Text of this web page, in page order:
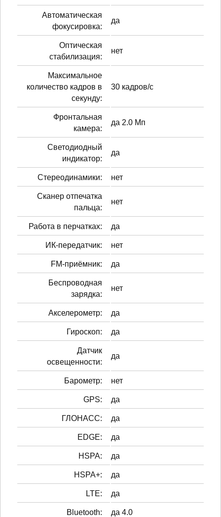
Автоматическая
фокусировка:
да
Оптическая
стабилизация:
нет
Максимальное
количество кадров в
секунду:
30 кадров/с
Фронтальная
камера:
да 2.0 Мп
Светодиодный
индикатор:
да
Стереодинамики: нет
Сканер отпечатка
пальца:
нет
Работа в перчатках: да
ИК-передатчик: нет
FM-приёмник: да
Беспроводная
зарядка:
нет
Акселерометр: да
Гироскоп: да
Датчик
освещенности:
да
Барометр: нет
GPS: да
ГЛОНАСС: да
EDGE: да
HSPA: да
HSPA+: да
LTE: да
Bluetooth: да 4.0